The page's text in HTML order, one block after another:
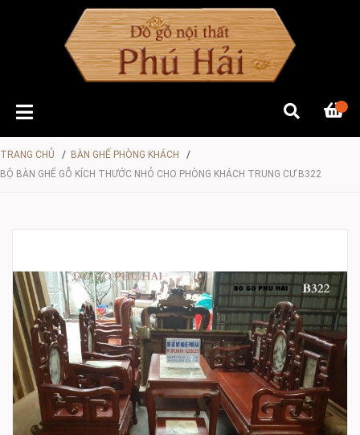
TRANG CHỦ / BÀN GHẾ PHÒNG KHÁCH
/
BỘ BÀN GHẾ GỖ KÍCH THƯỚC NHỎ CHO PHÒNG KHÁCH TRUNG CƯ B322